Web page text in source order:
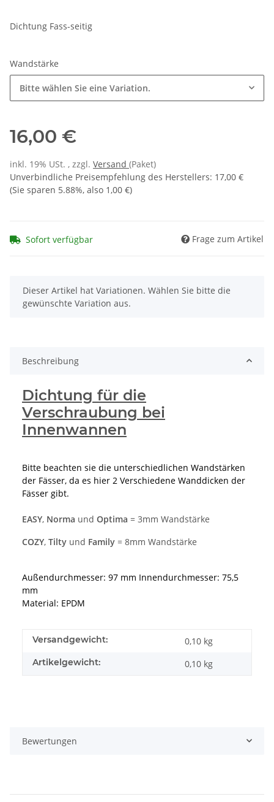
Dichtung Fass-seitig
Wandstärke
Bitte wählen Sie eine Variation.
16,00 €
inkl. 19% USt. , zzgl. Versand (Paket)
Unverbindliche Preisempfehlung des Herstellers: 17,00 €
(Sie sparen 5.88%, also 1,00 €)
Sofort verfügbar Frage zum Artikel
x
Dieser Artikel hat Variationen. Wählen Sie bitte die
gewünschte Variation aus.
Beschreibung
Dichtung für die
Verschraubung bei
Innenwannen
Bitte beachten sie die unterschiedlichen Wandstärken
der Fässer, da es hier 2 Verschiedene Wanddicken der
Fässer gibt.
EASY, Norma und Optima = 3mm Wandstärke
COZY, Tilty und Family = 8mm Wandstärke
Außendurchmesser: 97 mm Innendurchmesser: 75,5
mm
Material: EPDM
Versandgewicht: 0,10 kg
Artikelgewicht: 0,10 kg
Bewertungen